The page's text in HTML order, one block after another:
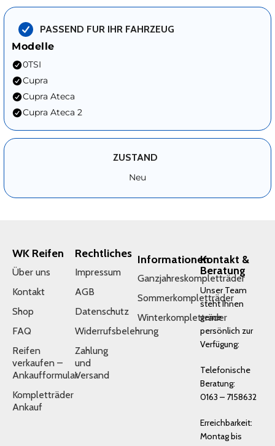
PASSEND FUR IHR FAHRZEUG
Modelle
0TSI
Cupra
Cupra Ateca
Cupra Ateca 2
ZUSTAND
Neu
WK Reifen
Über uns
Kontakt
Shop
FAQ
Reifen
verkaufen –
Ankaufformular
Kompletträder
Ankauf
Rechtliches
Impressum
AGB
Datenschutz
Widerrufsbelehrung
Zahlung
und
Versand
Informationen
Ganzjahreskompletträder
Sommerkompletträder
Winterkompletträder
Kontakt &
Beratung
Unser Team
steht Ihnen
gerne
persönlich zur
Verfügung:
Telefonische
Beratung:
0163 – 7158632
Erreichbarkeit:
Montag bis